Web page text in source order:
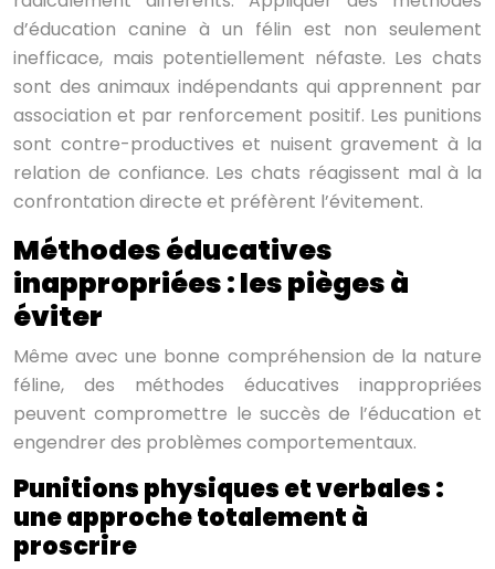
d’éducation canine à un félin est non seulement
inefficace, mais potentiellement néfaste. Les chats
sont des animaux indépendants qui apprennent par
association et par renforcement positif. Les punitions
sont contre-productives et nuisent gravement à la
relation de confiance. Les chats réagissent mal à la
confrontation directe et préfèrent l’évitement.
Méthodes éducatives
inappropriées : les pièges à
éviter
Même avec une bonne compréhension de la nature
féline, des méthodes éducatives inappropriées
peuvent compromettre le succès de l’éducation et
engendrer des problèmes comportementaux.
Punitions physiques et verbales :
une approche totalement à
proscrire